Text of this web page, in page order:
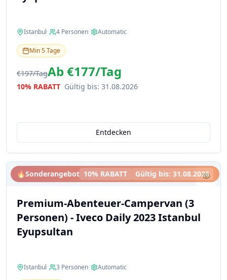
Istanbul• 4 Personen• Automatic
Min5Tage
€197/TagAb €177/Tag
10% RABATT Gültig bis: 31.08.2026
Entdecken
🔥Sonderangebot 10% RABATT Gültig bis: 31.08.2026
Premium-Abenteuer-Campervan (3
Personen) - Iveco Daily 2023 Istanbul
Eyupsultan
Istanbul• 3 Personen• Automatic